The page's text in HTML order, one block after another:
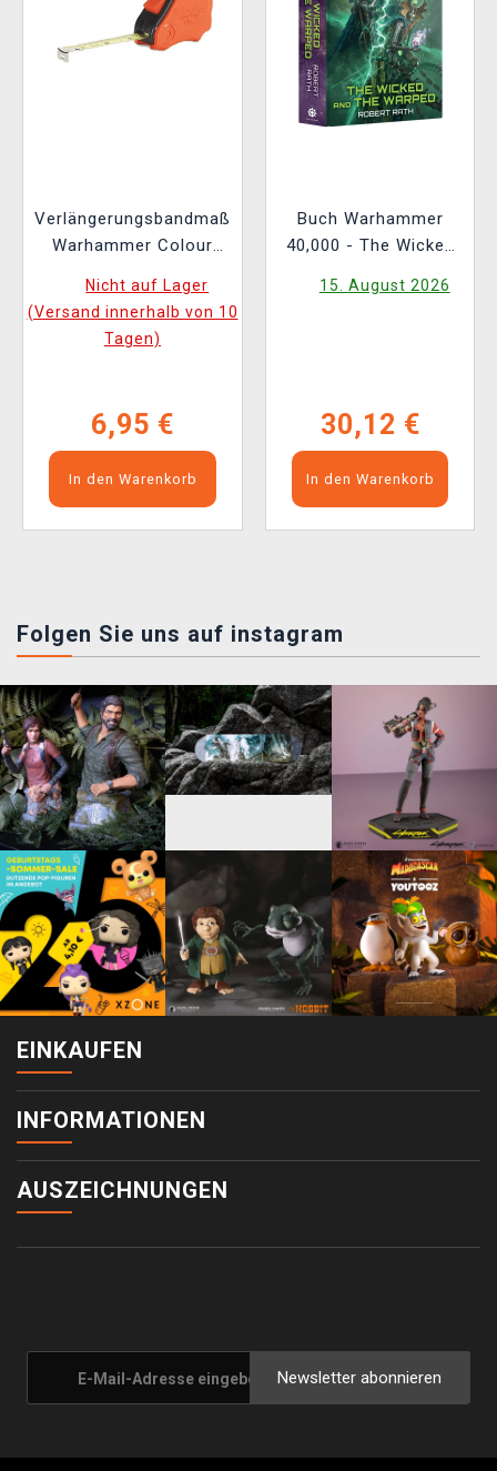
Verlängerungsbandmaß
Warhammer Colour
Nicht auf Lager
(Versand innerhalb von 10
Tagen)
6,95 €
In den Warenkorb
Buch Warhammer
40,000 - The Wicked
15. August 2026
30,12 €
In den Warenkorb
Folgen Sie uns auf instagram
EINKAUFEN
INFORMATIONEN
AUSZEICHNUNGEN
Newsletter abonnieren